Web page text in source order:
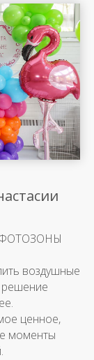
воздушные
решение
ценное,
моменты